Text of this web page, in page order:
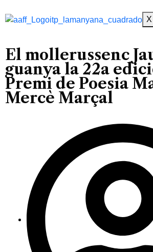
X
El mollerussenc
guanya la 22a
Premi de Poesia
Mercè Marçal